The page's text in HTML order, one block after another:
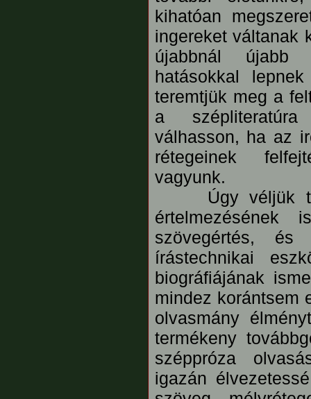
kihatóan
ingereket váltanak
újabbnál újabb
hatásokkal
teremtjük meg a
a szépliteratúra
válhasson, ha az
rétegeinek
vagyunk.
Úgy véljük
értelmezésének
szövegértés, és
írástechnikai
biográfiájának
mindez korántsem
olvasmány
termékeny
széppróza
igazán